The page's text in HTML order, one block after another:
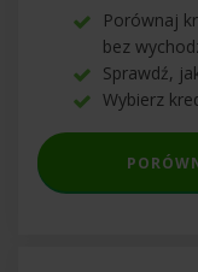
Porównaj
bez
Sprawdź,
Wybierz